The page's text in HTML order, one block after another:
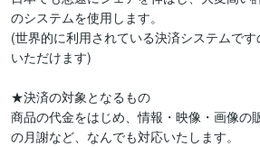
のシステムを使用します。
(世界的に利用されている決済システムで
いただけます)
★決済の対象となるもの
商品の代金をはじめ、情報・映像・画像の
の月謝など、なんでも対応いたします。